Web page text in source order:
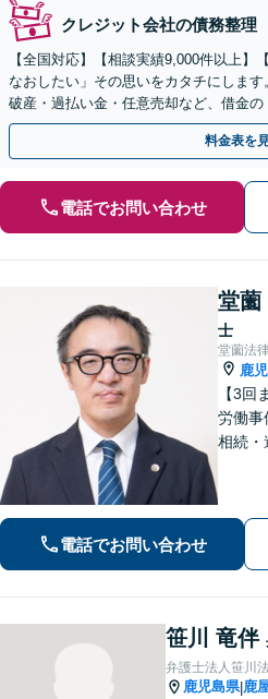
クレジット会社の債務整理
【全国対応】【相談実績9,000件以上】
なおしたい」その思いをカタチにしま
破産・過払い金・任意売却など、借金
【初回相談無料】【全国対応可能】
料金表を
電話でお問い合わせ
堂薗
士
堂薗法
鹿
【3回
労働事
相続・
ご相
電話でお問い合わせ
笹川 竜伴
弁護士法人笹川
鹿児島県|鹿